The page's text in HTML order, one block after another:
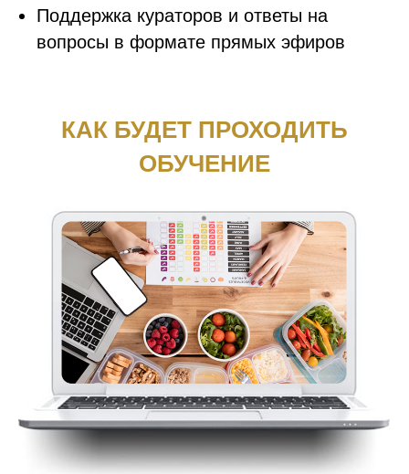
Поддержка кураторов и ответы на
вопросы в формате прямых эфиров
КАК БУДЕТ ПРОХОДИТЬ
ОБУЧЕНИЕ